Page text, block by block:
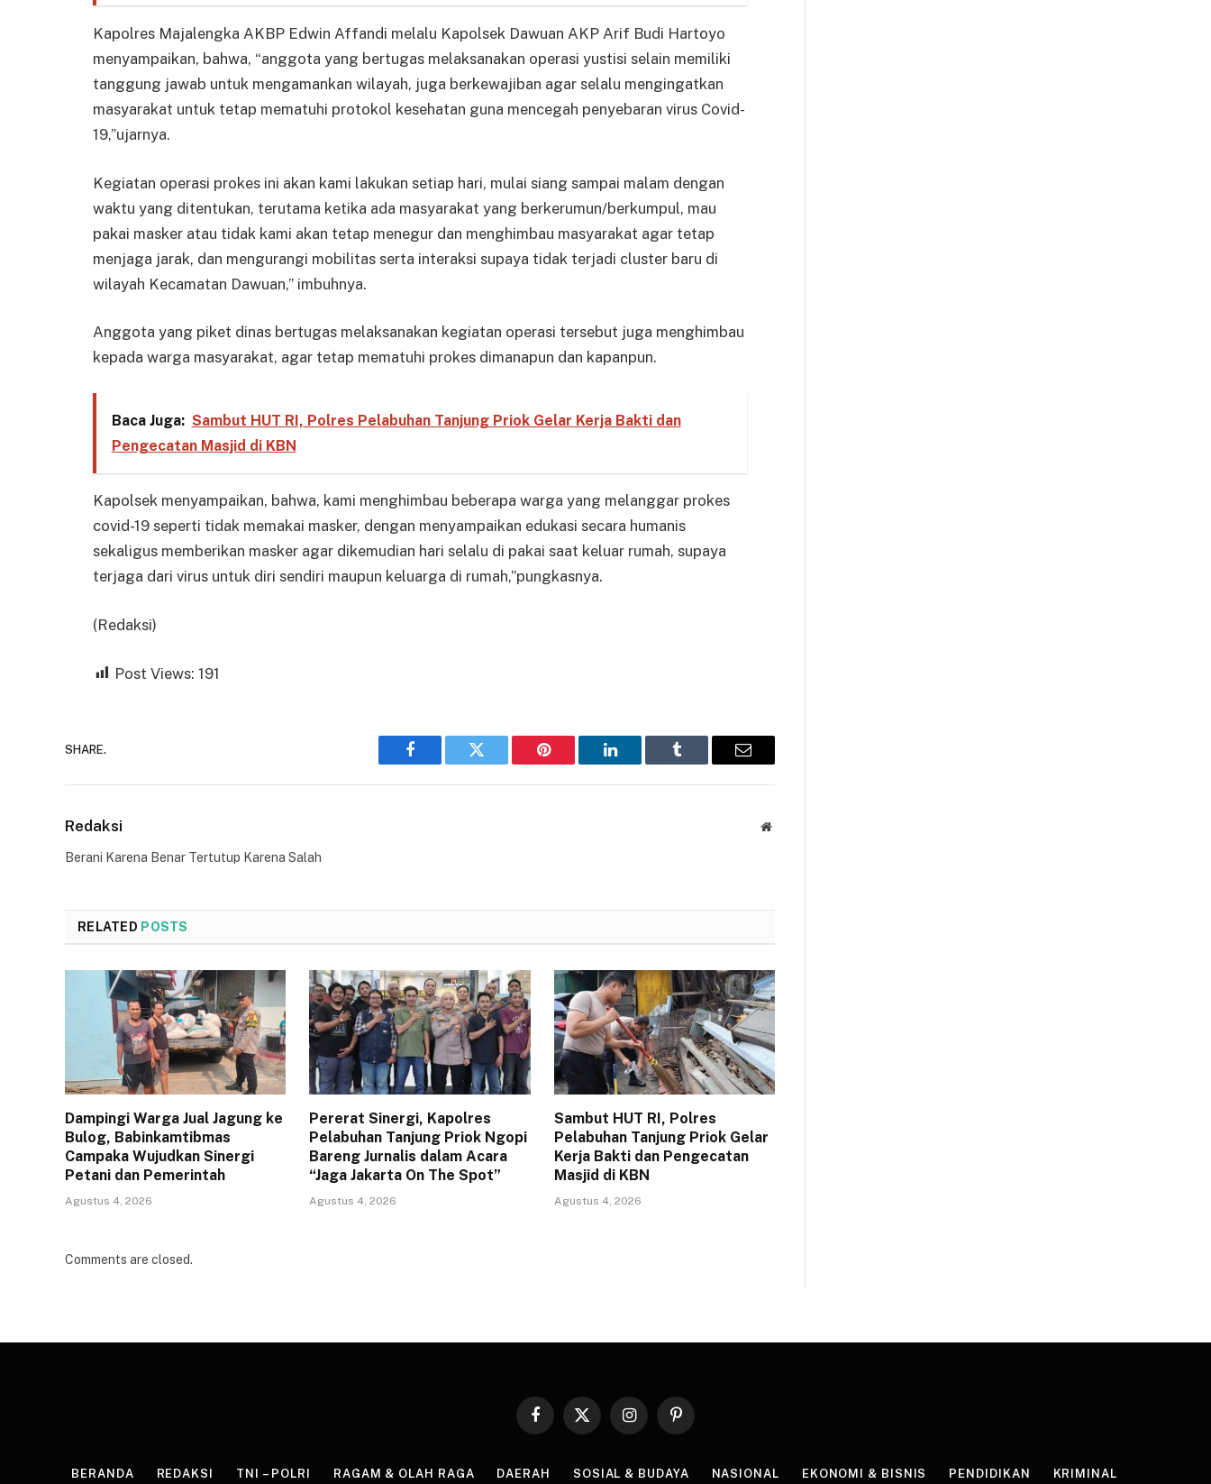
Kapolres Majalengka AKBP Edwin Affandi melalu Kapolsek Dawuan AKP Arif Budi Hartoyo
menyampaikan, bahwa, “anggota yang bertugas melaksanakan operasi yustisi selain memiliki
tanggung jawab untuk mengamankan wilayah, juga berkewajiban agar selalu mengingatkan
masyarakat untuk tetap mematuhi protokol kesehatan guna mencegah penyebaran virus Covid-
19,”ujarnya.
Kegiatan operasi prokes ini akan kami lakukan setiap hari, mulai siang sampai malam dengan
waktu yang ditentukan, terutama ketika ada masyarakat yang berkerumun/berkumpul, mau
pakai masker atau tidak kami akan tetap menegur dan menghimbau masyarakat agar tetap
menjaga jarak, dan mengurangi mobilitas serta interaksi supaya tidak terjadi cluster baru di
wilayah Kecamatan Dawuan,” imbuhnya.
Anggota yang piket dinas bertugas melaksanakan kegiatan operasi tersebut juga menghimbau
kepada warga masyarakat, agar tetap mematuhi prokes dimanapun dan kapanpun.
Baca Juga: Sambut HUT RI, Polres Pelabuhan Tanjung Priok Gelar Kerja Bakti dan
Pengecatan Masjid di KBN
Kapolsek menyampaikan, bahwa, kami menghimbau beberapa warga yang melanggar prokes
covid-19 seperti tidak memakai masker, dengan menyampaikan edukasi secara humanis
sekaligus memberikan masker agar dikemudian hari selalu di pakai saat keluar rumah, supaya
terjaga dari virus untuk diri sendiri maupun keluarga di rumah,”pungkasnya.
(Redaksi)
Post Views: 191
SHARE.
Facebook Twitter Pinterest LinkedIn Tumblr Email
Redaksi Website
Berani Karena Benar Tertutup Karena Salah
RELATED POSTS
Dampingi Warga Jual Jagung ke
Bulog, Babinkamtibmas
Campaka Wujudkan Sinergi
Petani dan Pemerintah
Agustus 4, 2026
Pererat Sinergi, Kapolres
Pelabuhan Tanjung Priok Ngopi
Bareng Jurnalis dalam Acara
“Jaga Jakarta On The Spot”
Agustus 4, 2026
Sambut HUT RI, Polres
Pelabuhan Tanjung Priok Gelar
Kerja Bakti dan Pengecatan
Masjid di KBN
Agustus 4, 2026
Comments are closed.
Facebook
X
InstagramPinterest
BERANDA REDAKSI TNI – POLRI RAGAM & OLAH RAGA DAERAH SOSIAL & BUDAYA NASIONAL EKONOMI & BISNIS PENDIDIKAN KRIMINAL